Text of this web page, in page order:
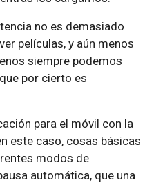
no es demasiado
películas, y aún menos
siempre podemos
por cierto es
para el móvil con la
este caso, cosas básicas
modos de
automática, que una